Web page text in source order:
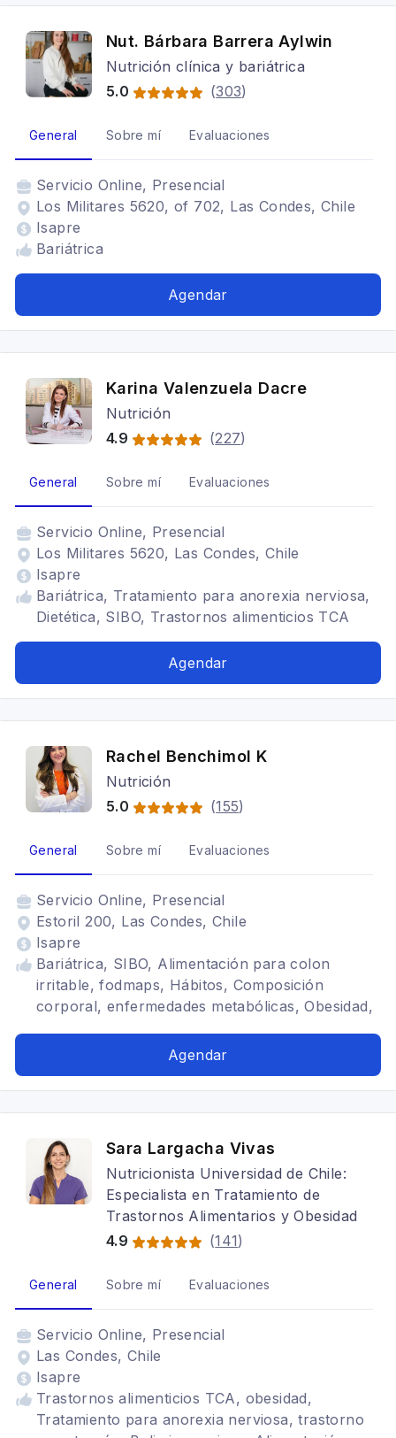
Nut. Bárbara Barrera Aylwin
Nutrición clínica y bariátrica
5.0
(303)
General Sobre mí Evaluaciones
Servicio Online, Presencial
Los Militares 5620, of 702, Las Condes, Chile
Isapre
Bariátrica
Agendar
Karina Valenzuela Dacre
Nutrición
4.9
(227)
General Sobre mí Evaluaciones
Servicio Online, Presencial
Los Militares 5620, Las Condes, Chile
Isapre
Bariátrica, Tratamiento para anorexia nerviosa,
Dietética, SIBO, Trastornos alimenticios TCA
Agendar
Rachel Benchimol K
Nutrición
5.0
(155)
General Sobre mí Evaluaciones
Servicio Online, Presencial
Estoril 200, Las Condes, Chile
Isapre
Bariátrica, SIBO, Alimentación para colon
irritable, fodmaps, Hábitos, Composición
corporal, enfermedades metabólicas, Obesidad,
Agendar
Sara Largacha Vivas
Nutricionista Universidad de Chile:
Especialista en Tratamiento de
Trastornos Alimentarios y Obesidad
4.9
(141)
General Sobre mí Evaluaciones
Servicio Online, Presencial
Las Condes, Chile
Isapre
Trastornos alimenticios TCA, obesidad,
Tratamiento para anorexia nerviosa, trastorno